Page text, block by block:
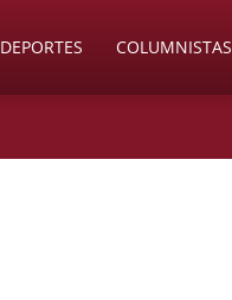
DEPORTES COLUMNISTAS